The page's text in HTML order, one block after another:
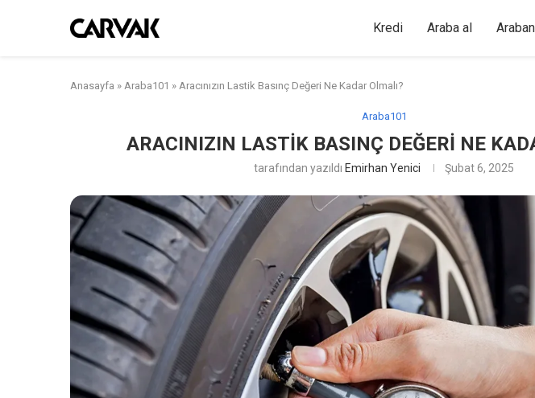
Kredi Araba al
Anasayfa » Araba101 » Aracınızın Lastik Basınç Değeri Ne Kadar Olmalı?
Araba101
ARACINIZIN LASTIK BASINÇ DEĞERI NE
tarafından yazıldı Emirhan Yenici Şubat 6, 2025